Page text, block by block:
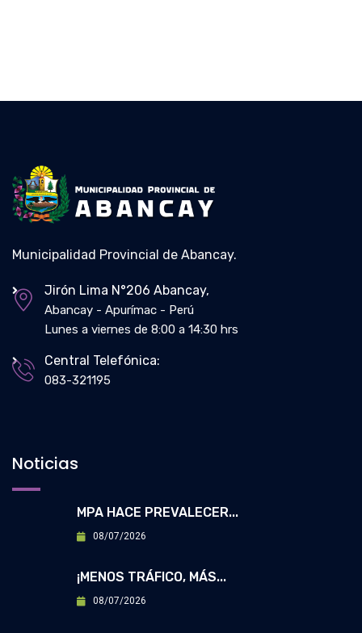
Municipalidad Provincial de Abancay.
Jirón Lima N°206 Abancay,
Abancay - Apurímac - Perú
Lunes a viernes de 8:00 a 14:30 hrs
Central Telefónica:
083-321195
Noticias
MPA HACE PREVALECER...
08/07/2026
¡MENOS TRÁFICO, MÁS...
08/07/2026